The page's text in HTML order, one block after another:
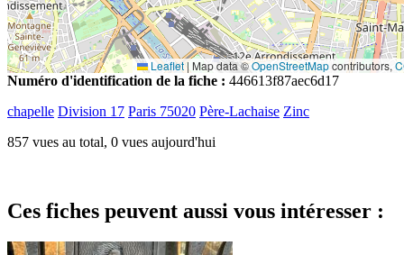
Leaflet|Map data ©OpenStreetMapcontributors,
Numéro d'identification de la fiche : 446613f87aec6d17
chapelle Division 17 Paris 75020 Père-Lachaise Zinc
857 vues au total, 0 vues aujourd'hui
Ces fiches peuvent aussi vous intéresser :